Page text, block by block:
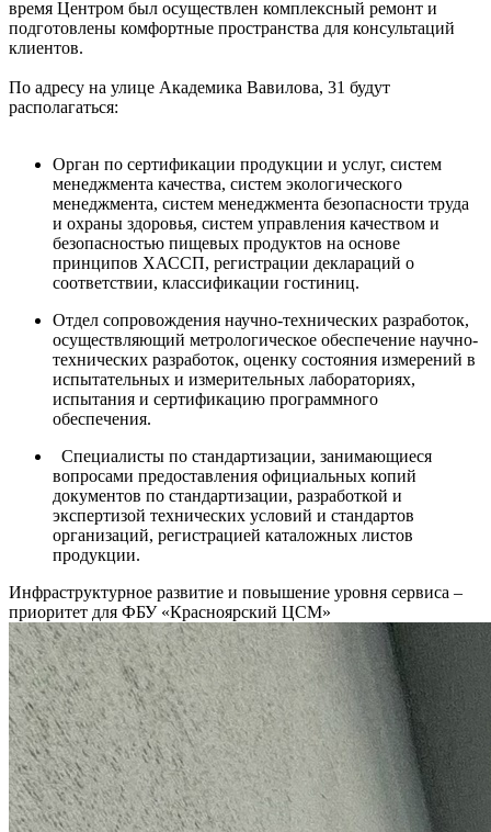
время Центром был осуществлен комплексный ремонт и
подготовлены комфортные пространства для консультаций
клиентов.
По адресу на улице Академика Вавилова, 31 будут
располагаться:
Орган по сертификации продукции и услуг, систем
менеджмента качества, систем экологического
менеджмента, систем менеджмента безопасности труда
и охраны здоровья, систем управления качеством и
безопасностью пищевых продуктов на основе
принципов ХАССП, регистрации деклараций о
соответствии, классификации гостиниц.
Отдел сопровождения научно-технических разработок,
осуществляющий метрологическое обеспечение научно-
технических разработок, оценку состояния измерений в
испытательных и измерительных лабораториях,
испытания и сертификацию программного
обеспечения.
Специалисты по стандартизации, занимающиеся
вопросами предоставления официальных копий
документов по стандартизации, разработкой и
экспертизой технических условий и стандартов
организаций, регистрацией каталожных листов
продукции.
Инфраструктурное развитие и повышение уровня сервиса –
приоритет для ФБУ «Красноярский ЦСМ»